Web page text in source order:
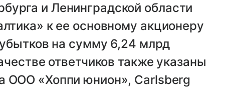
и Ленинградской области
к ее основному акционеру
на сумму 6,24 млрд
ответчиков также указаны
ООО «Хоппи юнион», Carlsberg